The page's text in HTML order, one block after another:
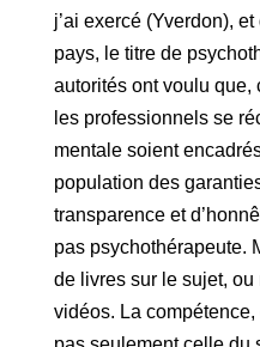
j’ai exercé (Yverdon),
pays, le titre de
autorités ont voulu que,
les professionnels se
mentale soient
population des
transparence et
pas psychothérapeute.
de livres sur le sujet,
vidéos. La compétence,